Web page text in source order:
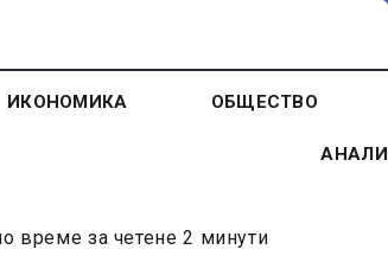
ИКОНОМИКА ОБЩЕСТВО
време за четене 2 минути